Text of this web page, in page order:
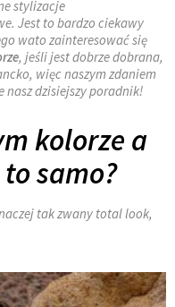
stylizacje
Jest to bardzo ciekawy
wato zainteresować się
, jeśli jest dobrze dobrana,
więc naszym zdaniem
dzisiejszy poradnik!
kolorze a
samo?
tak zwany total look,